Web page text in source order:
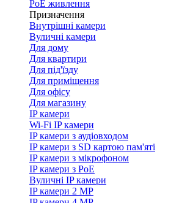
PoE живлення
Призначення
Внутрішні камери
Вуличні камери
Для дому
Для квартири
Для під'їзду
Для приміщення
Для офісу
Для магазину
IP камери
Wi-Fi IP камери
IP камери з аудіовходом
IP камери з SD картою пам'яті
IP камери з мікрофоном
IP камери з PoE
Вуличні IP камери
IP камери 2 MP